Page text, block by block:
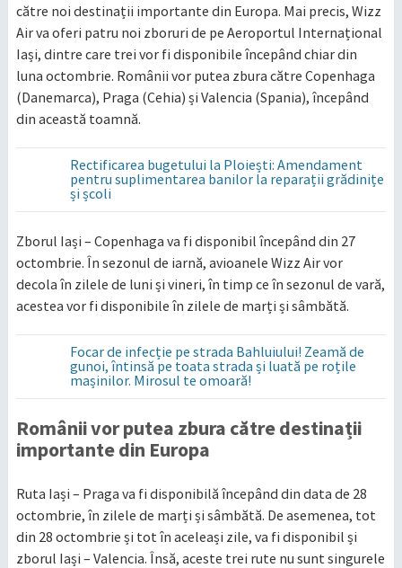
către noi destinații importante din Europa. Mai precis, Wizz
Air va oferi patru noi zboruri de pe Aeroportul Internațional
Iași, dintre care trei vor fi disponibile începând chiar din
luna octombrie. Românii vor putea zbura către Copenhaga
(Danemarca), Praga (Cehia) și Valencia (Spania), începând
din această toamnă.
Rectificarea bugetului la Ploiești: Amendament
pentru suplimentarea banilor la reparații grădinițe
și școli
Zborul Iași – Copenhaga va fi disponibil începând din 27
octombrie. În sezonul de iarnă, avioanele Wizz Air vor
decola în zilele de luni și vineri, în timp ce în sezonul de vară,
acestea vor fi disponibile în zilele de marți și sâmbătă.
Focar de infecție pe strada Bahluiului! Zeamă de
gunoi, întinsă pe toata strada și luată pe roțile
mașinilor. Mirosul te omoară!
Românii vor putea zbura către destinații
importante din Europa
Ruta Iași – Praga va fi disponibilă începând din data de 28
octombrie, în zilele de marți și sâmbătă. De asemenea, tot
din 28 octombrie și tot în aceleași zile, va fi disponibil și
zborul Iași – Valencia. Însă, aceste trei rute nu sunt singurele